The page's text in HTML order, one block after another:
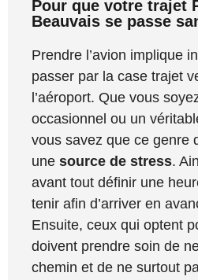
Pour que votre trajet
Beauvais se passe
Prendre l’avion implique
passer par la case trajet
l’aéroport. Que vous
occasionnel ou un
vous savez que ce genre
une source de stress.
avant tout définir une
tenir afin d’arriver en
Ensuite, ceux qui optent
doivent prendre soin de
chemin et de ne surtout